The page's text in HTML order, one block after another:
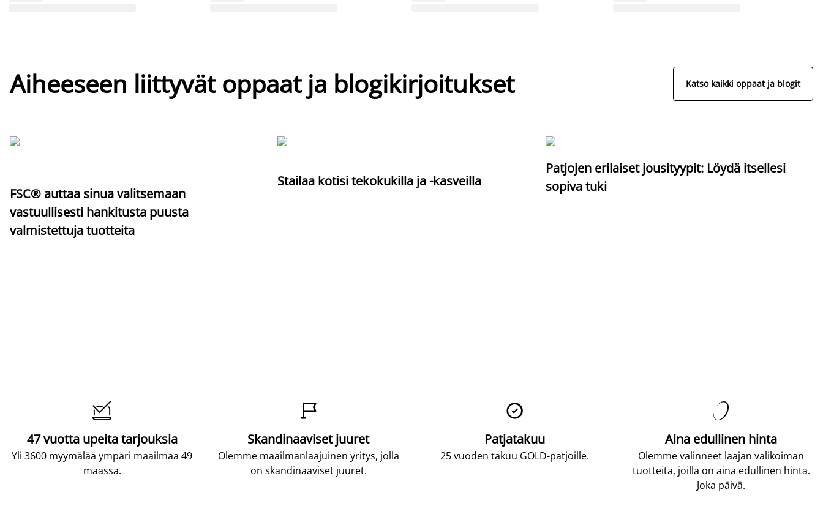
Aiheeseen liittyvät oppaat ja blogikirjoitukset Katso kaikki oppaat ja blogit
FSC® auttaa sinua valitsemaan
vastuullisesti hankitusta puusta
valmistettuja tuotteita
Stailaa kotisi tekokukilla ja -kasveilla
Patjojen erilaiset jousityypit: Löydä itsellesi
sopiva tuki

47 vuotta upeita tarjouksia
Yli 3600 myymälää ympäri maailmaa 49
maassa.

Skandinaaviset juuret
Olemme maailmanlaajuinen yritys, jolla
on skandinaaviset juuret.

Patjatakuu
25 vuoden takuu GOLD-patjoille.

Aina edullinen hinta
Olemme valinneet laajan valikoiman
tuotteita, joilla on aina edullinen hinta.
Joka päivä.